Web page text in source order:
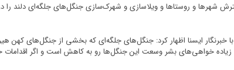
شهرها و روستاها و ویلاسازی و شهرک‌سازی جنگل‌های جلگه‌ای دلند را
ایسنا اظهار کرد: جنگل‌های جلگه‌ای که بخشی از جنگل‌های کهن
زیاده خواهی‌های بشر وسعت این جنگل‌ها رو به کاهش است و اگر